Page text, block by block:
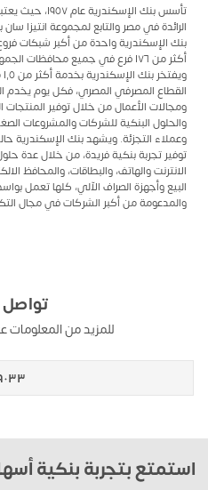
تأسس بنك
بنك الإسكندرية واحدة من أكبر شبكات
القطاع المصرفي المصري، فكل يوم يخدم
ومجالات الأعمال من خلال توفير المنتجات
والحلول البنكية للشركات والمشروعات
وعملاء التجزئة. ويشهد بنك الإسكندرية
توفير تجربة بنكية فريدة، من خلال عدة
الانترنت والهاتف، والبطاقات، والمحافظ
والمدعومة من أكبر الشركات في مجال
تواصل
للمزيد من المعلومات
استمتع بتجربة بنكية